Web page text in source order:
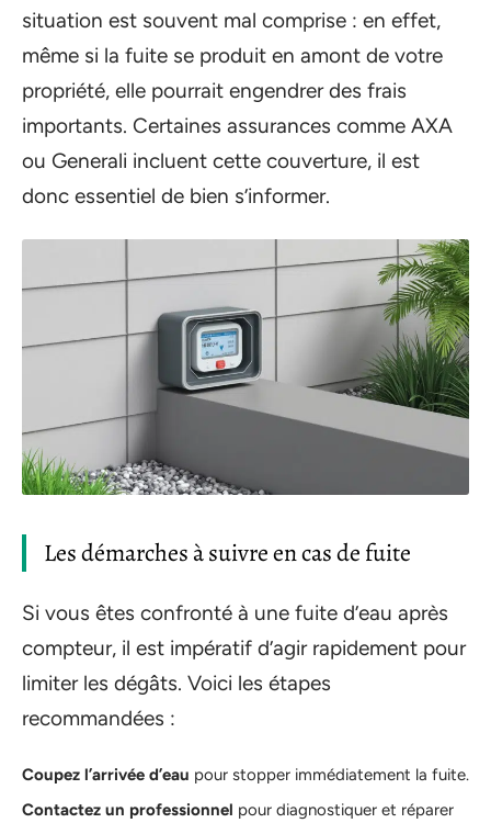
situation est souvent mal comprise : en effet,
même si la fuite se produit en amont de votre
propriété, elle pourrait engendrer des frais
importants. Certaines assurances comme AXA
ou Generali incluent cette couverture, il est
donc essentiel de bien s’informer.
Les démarches à suivre en cas de fuite
Si vous êtes confronté à une fuite d’eau après
compteur, il est impératif d’agir rapidement pour
limiter les dégâts. Voici les étapes
recommandées :
Coupez l’arrivée d’eau pour stopper immédiatement la fuite.
Contactez un professionnel pour diagnostiquer et réparer